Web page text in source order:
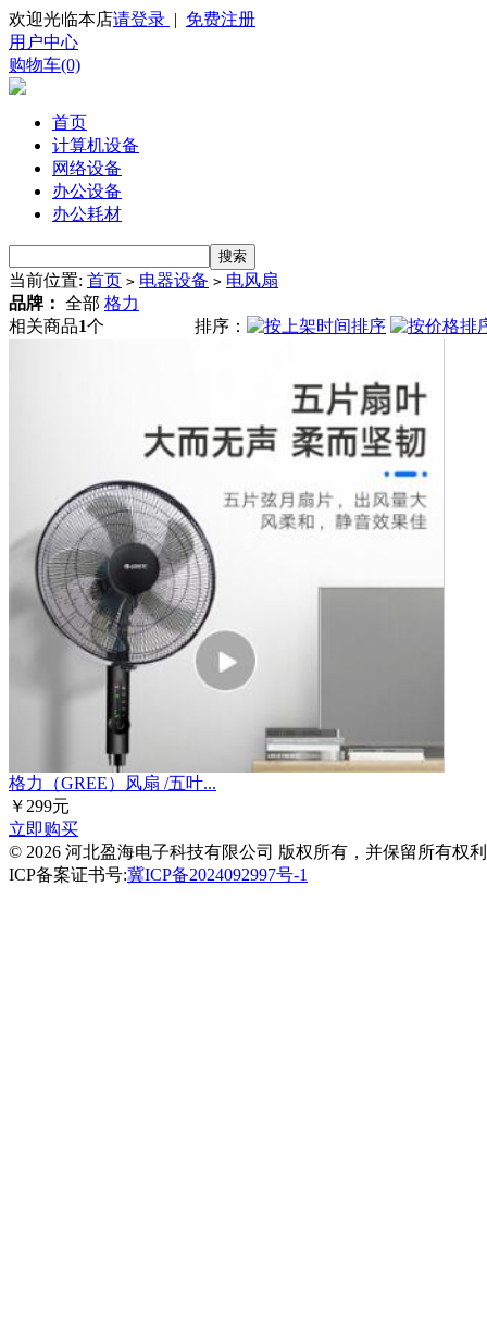
欢迎光临本店请登录 | 免费注册
用户中心
购物车(0)
首页
计算机设备
网络设备
办公设备
办公耗材
当前位置: 首页 > 电器设备 > 电风扇
品牌： 全部 格力
相关商品1个 排序：
格力（GREE）风扇 /五叶...
￥299元
立即购买
© 2026 河北盈海电子科技有限公司 版权所有，并保留所有权
ICP备案证书号:冀ICP备2024092997号-1